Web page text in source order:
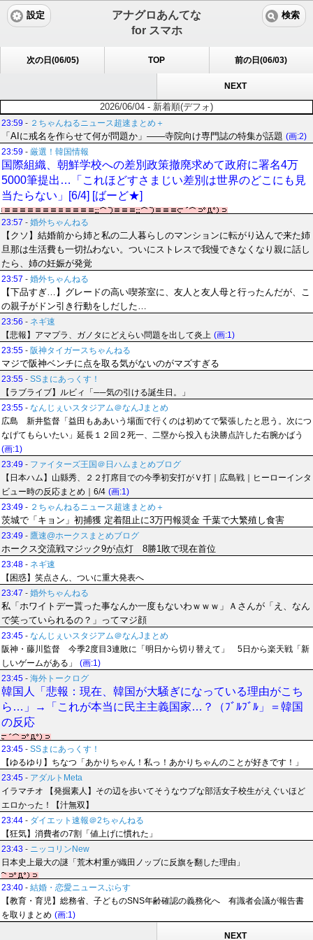
アナグロあんてな
for スマホ
設定 検索
次の日(06/05) TOP 前の日(06/03)
NEXT
2026/06/04 - 新着順(デフォ)
23:59 - ２ちゃんねるニュース超速まとめ＋
「AIに戒名を作らせて何が問題か」――寺院向け専門誌の特集が話題 (画:2)
23:59 - 厳選！韓国情報
国際組織、朝鮮学校への差別政策撤廃求めて政府に署名4万
5000筆提出…「これほどすさまじい差別は世界のどこにも見
当たらない」[6/4] [ばーど★]
23:57 - 婚外ちゃんねる
【クソ】結婚前から姉と私の二人暮らしのマンションに転がり込んで来た姉
旦那は生活費も一切払わない。ついにストレスで我慢できなくなり親に話し
たら、姉の妊娠が発覚
23:57 - 婚外ちゃんねる
【下品すぎ…】グレードの高い喫茶室に、友人と友人母と行ったんだが、こ
の親子がドン引き行動をしだした…
23:56 - ネギ速
【悲報】アマプラ、ガノタにどえらい問題を出して炎上 (画:1)
23:55 - 阪神タイガースちゃんねる
マジで阪神ベンチに点を取る気がないのがマズすぎる
23:55 - SSまにあっくす！
【ラブライブ】ルビィ「──気の引ける誕生日。」
23:55 - なんじぇいスタジアム＠なんJまとめ
広島 新井監督「益田もああいう場面で行くのは初めてで緊張したと思う。次につ
なげてもらいたい」延長１２回２死一、二塁から投入も決勝点許した右腕かばう
(画:1)
23:49 - ファイターズ王国＠日ハムまとめブログ
【日本ハム】山縣秀、２２打席目での今季初安打がＶ打｜広島戦｜ヒーローインタ
ビュー時の反応まとめ｜6/4 (画:1)
23:49 - ２ちゃんねるニュース超速まとめ＋
茨城で「キョン」初捕獲 定着阻止に3万円報奨金 千葉で大繁殖し食害
23:49 - 鷹速@ホークスまとめブログ
ホークス交流戦マジック9が点灯 8勝1敗で現在首位
23:48 - ネギ速
【困惑】笑点さん、ついに重大発表へ
23:47 - 婚外ちゃんねる
私「ホワイトデー貰った事なんか一度もないわｗｗｗ」Ａさんが「え、なん
で笑っていられるの？」ってマジ顔
23:45 - なんじぇいスタジアム＠なんJまとめ
阪神・藤川監督 今季2度目3連敗に「明日から切り替えて」 5日から楽天戦「新
しいゲームがある」
(画:1)
23:45 - 海外トークログ
韓国人「悲報：現在、韓国が大騒ぎになっている理由がこち
ら…」→「これが本当に民主主義国家…？（ﾌﾞﾙﾌﾞﾙ」＝韓国
の反応
23:45 - SSまにあっくす！
【ゆるゆり】ちなつ「あかりちゃん！私っ！あかりちゃんのことが好きです！」
23:45 - アダルトMeta
イラマチオ 【発掘素人】その辺を歩いてそうなウブな部活女子校生がえぐいほど
エロかった！【汁無双】
23:44 - ダイエット速報＠2ちゃんねる
【狂気】消費者の7割「値上げに慣れた」
23:43 - ニッコリンNew
日本史上最大の謎「荒木村重が織田ノッブに反旗を翻した理由」
23:40 - 結婚・恋愛ニュースぷらす
【教育・育児】総務省、子どものSNS年齢確認の義務化へ 有識者会議が報告書
を取りまとめ (画:1)
NEXT